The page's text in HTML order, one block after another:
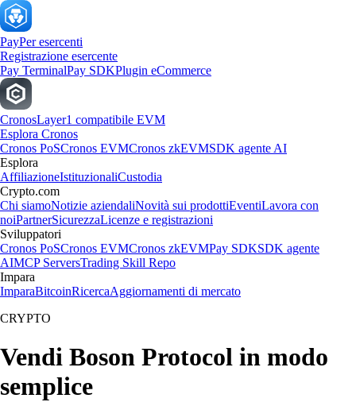
PayPer esercenti
Registrazione esercente
Pay TerminalPay SDKPlugin eCommerce
CronosLayer1 compatibile EVM
Esplora Cronos
Cronos PoSCronos EVMCronos zkEVMSDK agente AI
Esplora
AffiliazioneIstituzionaliCustodia
Crypto.com
Chi siamoNotizie aziendaliNovità sui prodottiEventiLavora con
noiPartnerSicurezzaLicenze e registrazioni
Sviluppatori
Cronos PoSCronos EVMCronos zkEVMPay SDKSDK agente
AIMCP ServersTrading Skill Repo
Impara
ImparaBitcoinRicercaAggiornamenti di mercato
CRYPTO
Vendi Boson Protocol in modo
semplice